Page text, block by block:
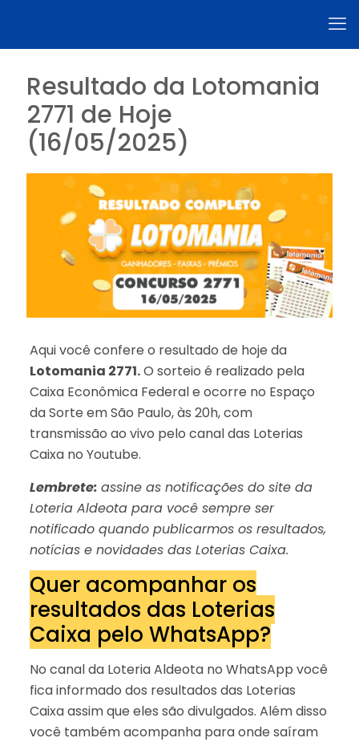
Resultado da Lotomania
2771 de Hoje
(16/05/2025)
Aqui você confere o resultado de hoje da
Lotomania 2771.O sorteio é realizado pela
Caixa Econômica Federal e ocorre no Espaço
da Sorte em São Paulo, às 20h, com
transmissão ao vivo pelo canal das Loterias
Caixa no Youtube.
Lembrete: assine as notificações do site da
Loteria Aldeota para você sempre ser
notificado quando publicarmos os resultados,
notícias e novidades das Loterias Caixa.
Quer acompanhar os
resultados das Loterias
Caixa pelo WhatsApp?
No canal da Loteria Aldeota no WhatsApp você
fica informado dos resultados das Loterias
Caixa assim que eles são divulgados. Além disso
você também acompanha para onde saíram